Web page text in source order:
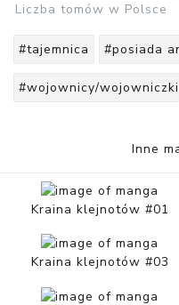
Liczba tomów w Polsce
#tajemnica #posiada
#wojownicy/wojowniczki
Inne
Kraina klejnotów #01
Kraina klejnotów #03